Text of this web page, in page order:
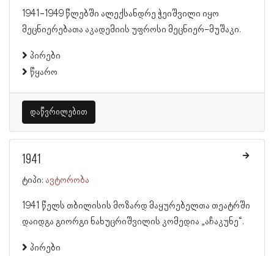
1941-1949 წლებში ალექსანდრე ჭეიშვილი იყო
მეცნიერებათა აკადემიის უფროსი მეცნიერ-მუშაკი.
პირები
წყარო
დაწვრილებით
1941
ტიპი: ავტორობა
1941 წელს თბილისის მოზარდ მაყურებელთა თეატრში
დაიდგა გიორგი ნახუცრიშვილის კომედია „აჩაკუნე“.
პირები